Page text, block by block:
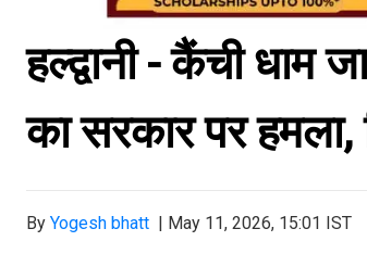
हल्द्वानी - कैंची धाम
का सरकार पर हमला,
By Yogesh bhatt | May 11, 2026, 15:01 IST